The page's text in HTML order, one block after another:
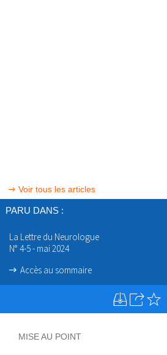
Voir tous les articles
PARU DANS :
La Lettre du Neurologue
N° 4-5 - mai 2024
Accès au sommaire
MISE AU POINT